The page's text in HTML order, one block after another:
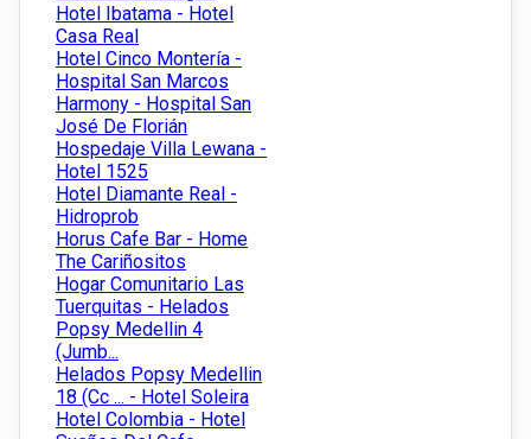
Hotel Ibatama - Hotel
Casa Real
Hotel Cinco Montería -
Hospital San Marcos
Harmony - Hospital San
José De Florián
Hospedaje Villa Lewana -
Hotel 1525
Hotel Diamante Real -
Hidroprob
Horus Cafe Bar - Home
The Cariñositos
Hogar Comunitario Las
Tuerquitas - Helados
Popsy Medellin 4
(Jumb...
Helados Popsy Medellin
18 (Cc ... - Hotel Soleira
Hotel Colombia - Hotel